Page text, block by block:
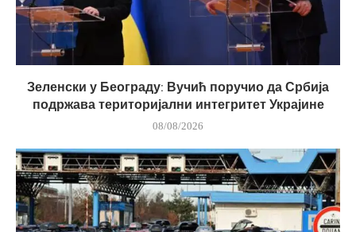
Зеленски у Београду: Вучић поручио да Србија
подржава територијални интегритет Украјине
08/08/2026